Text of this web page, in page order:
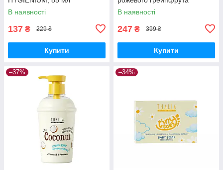
В наявності
137 ₴ 229 ₴
Купити
THALIA, 170 мл
В наявності
247 ₴ 399 ₴
Купити
–37% –34%